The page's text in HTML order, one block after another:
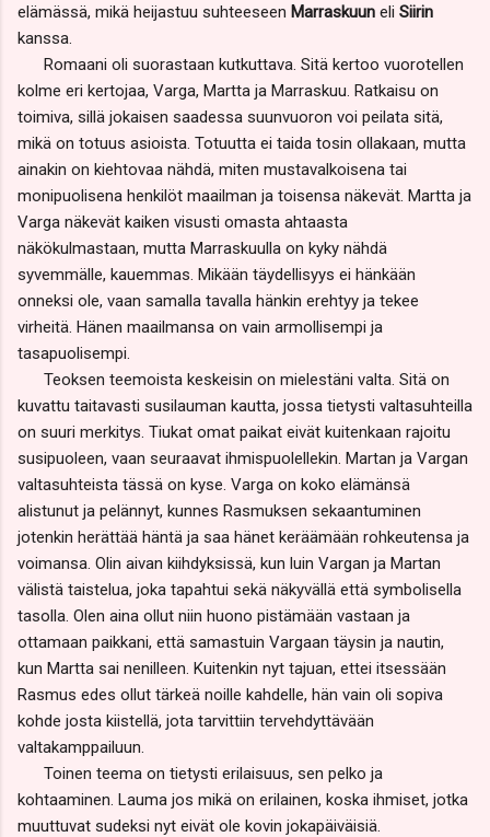
elämässä, mikä heijastuu suhteeseen Marraskuun eli Siirin
kanssa.
Romaani oli suorastaan kutkuttava. Sitä kertoo vuorotellen
kolme eri kertojaa, Varga, Martta ja Marraskuu. Ratkaisu on
toimiva, sillä jokaisen saadessa suunvuoron voi peilata sitä,
mikä on totuus asioista. Totuutta ei taida tosin ollakaan, mutta
ainakin on kiehtovaa nähdä, miten mustavalkoisena tai
monipuolisena henkilöt maailman ja toisensa näkevät. Martta ja
Varga näkevät kaiken visusti omasta ahtaasta
näkökulmastaan, mutta Marraskuulla on kyky nähdä
syvemmälle, kauemmas. Mikään täydellisyys ei hänkään
onneksi ole, vaan samalla tavalla hänkin erehtyy ja tekee
virheitä. Hänen maailmansa on vain armollisempi ja
tasapuolisempi.
Teoksen teemoista keskeisin on mielestäni valta. Sitä on
kuvattu taitavasti susilauman kautta, jossa tietysti valtasuhteilla
on suuri merkitys. Tiukat omat paikat eivät kuitenkaan rajoitu
susipuoleen, vaan seuraavat ihmispuolellekin. Martan ja Vargan
valtasuhteista tässä on kyse. Varga on koko elämänsä
alistunut ja pelännyt, kunnes Rasmuksen sekaantuminen
jotenkin herättää häntä ja saa hänet keräämään rohkeutensa ja
voimansa. Olin aivan kiihdyksissä, kun luin Vargan ja Martan
välistä taistelua, joka tapahtui sekä näkyvällä että symbolisella
tasolla. Olen aina ollut niin huono pistämään vastaan ja
ottamaan paikkani, että samastuin Vargaan täysin ja nautin,
kun Martta sai nenilleen. Kuitenkin nyt tajuan, ettei itsessään
Rasmus edes ollut tärkeä noille kahdelle, hän vain oli sopiva
kohde josta kiistellä, jota tarvittiin tervehdyttävään
valtakamppailuun.
Toinen teema on tietysti erilaisuus, sen pelko ja
kohtaaminen. Lauma jos mikä on erilainen, koska ihmiset, jotka
muuttuvat sudeksi nyt eivät ole kovin jokapäiväisiä.